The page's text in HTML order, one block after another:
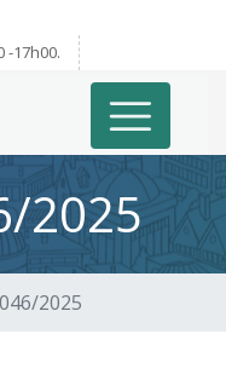
-17h00.
2025
2025